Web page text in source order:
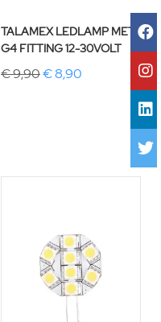
TALAMEX LEDLAMP MET
G4 FITTING 12-30VOLT
€ 9,90€ 8,90